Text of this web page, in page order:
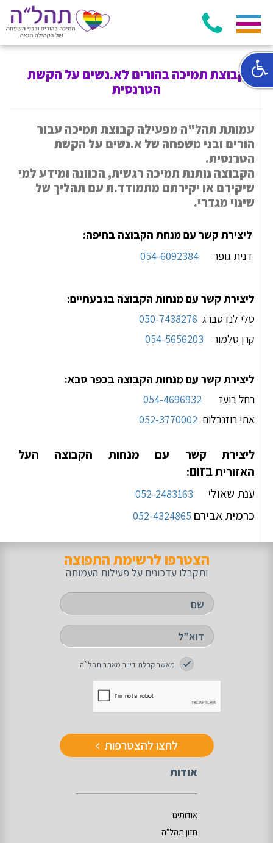
קבוצת תמיכה בהורים לא.נשים על הקשת
הטרנסית
עמותת תהל"ה מפעילה קבוצת תמיכה עבור
הורים ובני משפחה של א.נשים על הקשת
הטרנסית.
הקבוצה נותנת תמיכה רגשית, הכוונה ומידע למי
שיקירם או יקירתם מתמודד.ת עם תהליך של
שינוי מגדרי.
ליצירת קשר עם מנחת הקבוצה בחיפה:
דנית גופר
054-6092384
ליצירת קשר עם מנחות הקבוצה בגבעתיים:
טלי לנדסברג 050-7438276
קרן טלמור 054-5656203
ליצירת קשר עם מנחות הקבוצה בכפר סבא:
רחל בועז 054-4696932
אתי רוזנבלום
052-3770002
ליצירת קשר עם מנחות הקבוצה העל
האזוריתבזום:
ענת שאולי
052-2483163
כרמית אבירם 052-4324865
הצטרפו לרשימת התפוצה
ותקבלו עדכונים על פעילות העמותה
מאשר קבלת דיוור מאתר תהל”ה
לחצו להצטרפות
אודות
אודותינו
חזון תהל"ה